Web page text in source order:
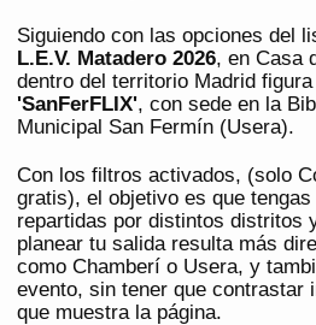
Siguiendo con las opciones del
L.E.V. Matadero 2026, en Casa
dentro del territorio Madrid figura
'SanFerFLIX', con sede en la
Municipal San Fermín (Usera).
Con los filtros activados, (solo
gratis), el objetivo es que
repartidas por distintos distritos
planear tu salida resulta más
como Chamberí o Usera, y
evento, sin tener que contrastar
que muestra la página.